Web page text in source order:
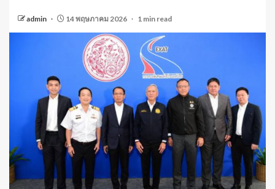
admin 14 พฤษภาคม 2026 1 min read